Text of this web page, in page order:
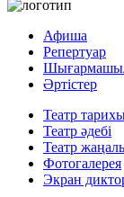
Афиша
Репертуар
Әртістер
Театр
Театр әдебі
Театр
Фотогалерея
Экран